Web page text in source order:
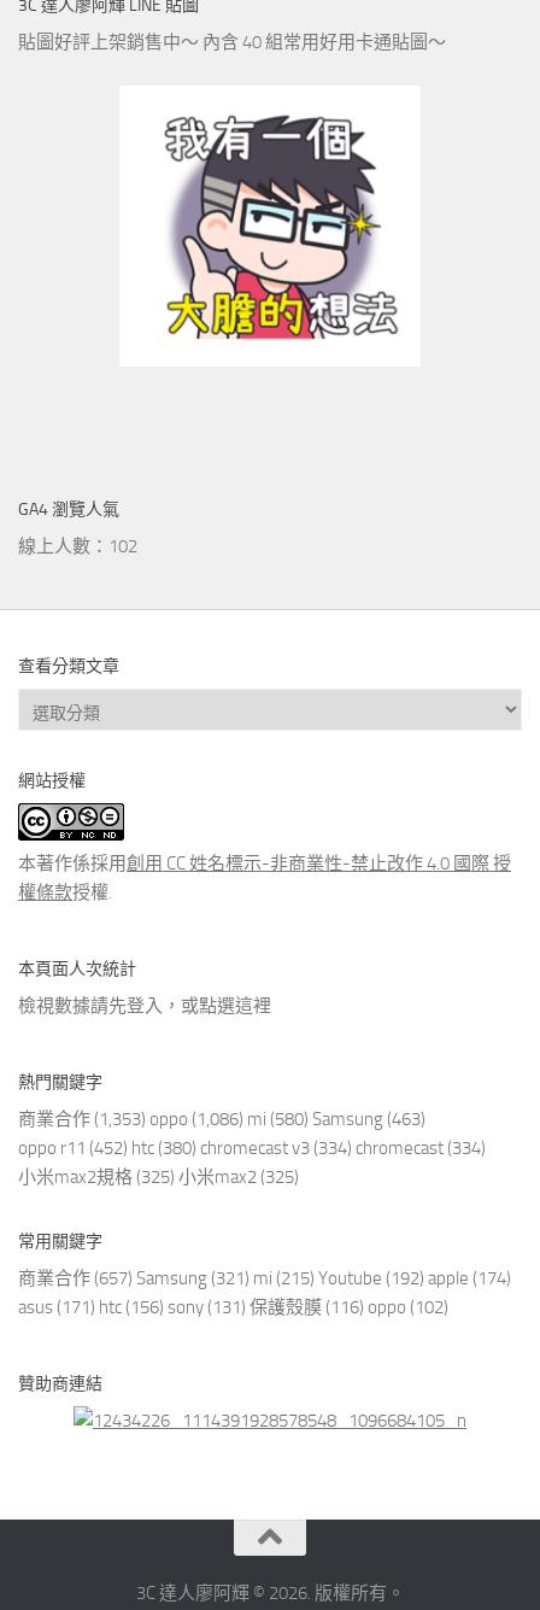
3C 達人廖阿輝 LINE 貼圖
貼圖好評上架銷售中～ 內含 40 組常用好用卡通貼圖～
GA4 瀏覽人氣
線上人數：102
查看分類文章
查
看
類
文
章
網站授權
本著作係採用創用 CC 姓名標示-非商業性-禁止改作 4.0 國際 授
權條款授權.
本頁面人次統計
檢視數據請先登入，或點選這裡
熱門關鍵字
商業合作 (1,353) oppo (1,086) mi (580) Samsung (463)
oppo r11 (452) htc (380) chromecast v3 (334) chromecast (334)
小米max2規格 (325) 小米max2 (325)
常用關鍵字
商業合作 (657) Samsung (321) mi (215) Youtube (192) apple (174)
asus (171) htc (156) sony (131) 保護殼膜 (116) oppo (102)
贊助商連結
3C 達人廖阿輝 © 2026. 版權所有。